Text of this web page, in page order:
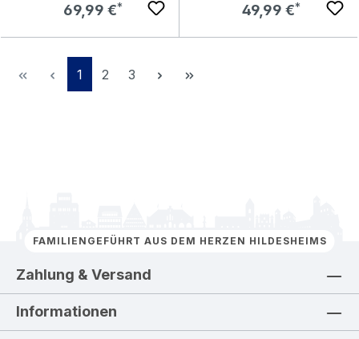
Regulärer Preis:
69,99 € Regulärer Preis:
49,99 €
Seite
1 Seite
2 Seite
3
FAMILIENGEFÜHRT AUS DEM HERZEN HILDESHEIMS
Zahlung & Versand
Informationen